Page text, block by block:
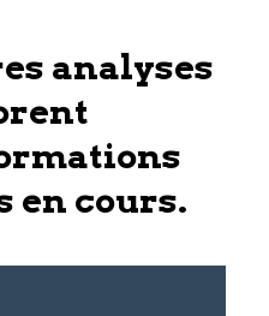
analyses
en cours.